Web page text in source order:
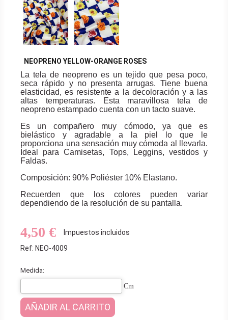
NEOPRENO YELLOW-ORANGE ROSES
La tela de neopreno es un tejido que pesa poco,
seca rápido y no presenta arrugas. Tiene buena
elasticidad, es resistente a la decoloración y a las
altas temperaturas. Esta maravillosa tela de
neopreno estampado cuenta con un tacto suave.
Es un compañero muy cómodo, ya que es
bielástico y agradable a la piel lo que le
proporciona una sensación muy cómoda al llevarla.
Ideal para Camisetas, Tops, Leggins, vestidos y
Faldas.
Composición: 90% Poliéster 10% Elastano.
Recuerden que los colores pueden variar
dependiendo de la resolución de su pantalla.
4,50 €
Impuestos incluidos
Ref: NEO-4009
Medida:
Cm
AÑADIR AL CARRITO